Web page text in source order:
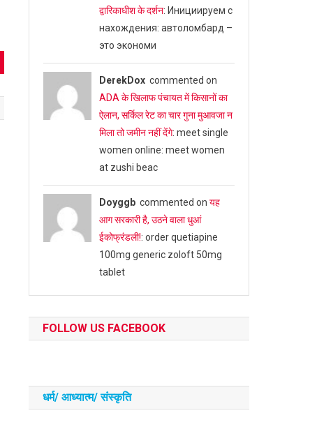
द्वारिकाधीश के दर्शन: Инициируем с
нахождения: автоломбард –
это экономи
DerekDoxcommented on
ADA के खिलाफ पंचायत में किसानों का
ऐलान, सर्किल रेट का चार गुना मुआवजा न
मिला तो जमीन नहीं देंगे: meet single
women online: meet women
at zushi beac
Doyggbcommented on यह
आग सरकारी है, उठने वाला धुआं
ईकोफ्रंडली!: order quetiapine
100mg generic zoloft 50mg
tablet
FOLLOW US FACEBOOK
धर्म/ आध्‍यात्‍म/ संस्‍कृति